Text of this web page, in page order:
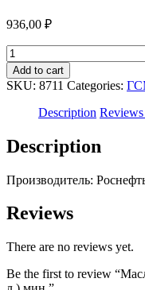
936,00 ₽
Масло
промывочное
Rosneft
Express
мин.
quantity
Add to cart
SKU: 8711 Categories:
Description
Description
Производитель:
Reviews
There are no reviews yet.
Be the first to review